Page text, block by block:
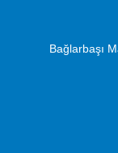
Bağlarbaşı